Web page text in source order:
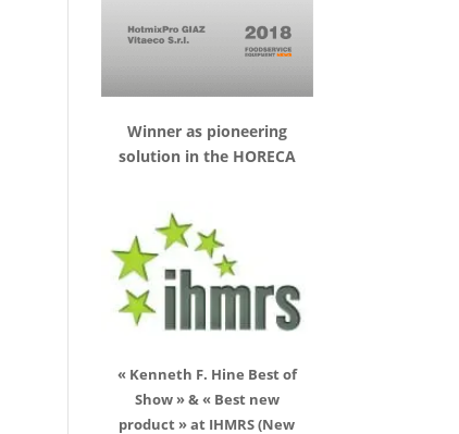
Winner as pioneering
solution in the HORECA
« Kenneth F. Hine Best of
Show » & « Best new
product » at IHMRS (New